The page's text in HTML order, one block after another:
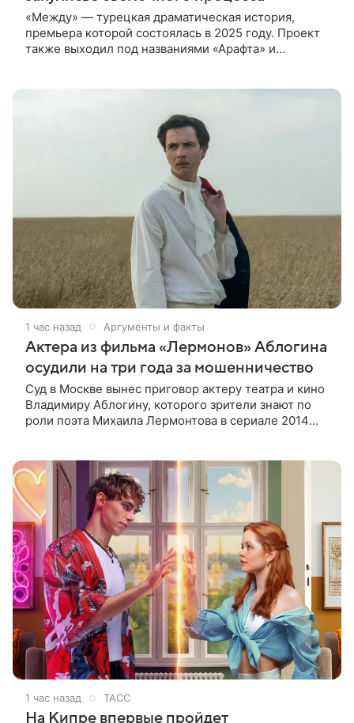
«Между» — турецкая драматическая история,
премьера которой состоялась в 2025 году. Проект
также выходил под названиями «Арафта» и
1 час назад Аргументы и факты
Актера из фильма «Лермонов» Аблогина
осудили на три года за мошенничество
Суд в Москве вынес приговор актеру театра и кино
Владимиру Аблогину, которого зрители знают по
роли поэта Михаила Лермонтова в сериале 2014
1 час назад ТАСС
На Кипре впервые пройдет